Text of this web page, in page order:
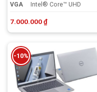
VGA
Intel® Core™ UHD
7.000.000₫
-10%